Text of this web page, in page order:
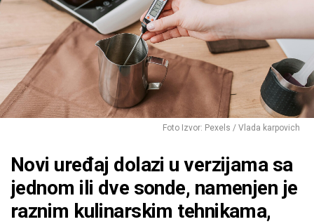
Foto Izvor: Pexels / Vlada karpovich
Novi uređaj dolazi u verzijama sa
jednom ili dve sonde, namenjen je
raznim kulinarskim tehnikama,